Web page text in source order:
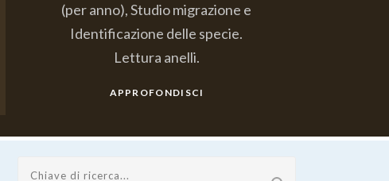
(per anno), Studio migrazione e
Identificazione delle specie.
Lettura anelli.
APPROFONDISCI